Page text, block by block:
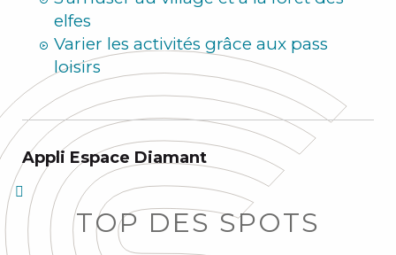
elfes
Varier les activités grâce aux pass
loisirs
Appli Espace Diamant
TOP DES SPOTS